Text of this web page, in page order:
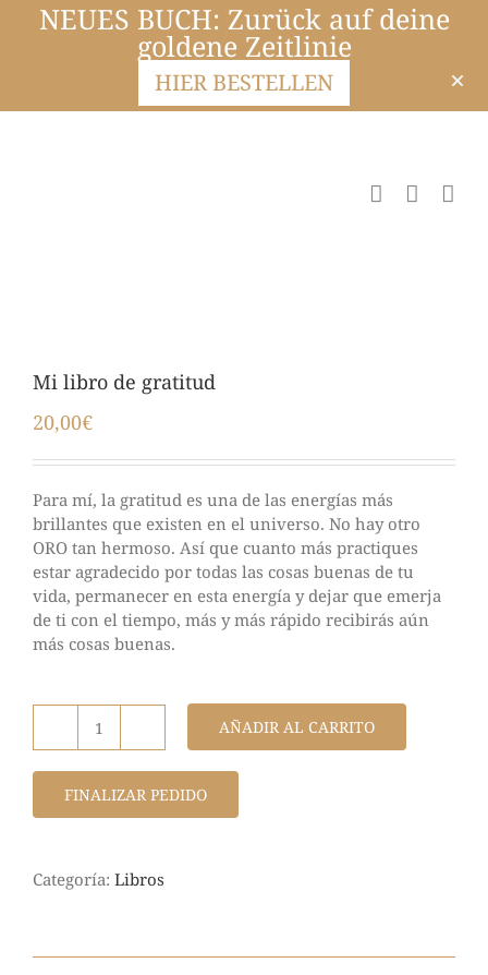
NEUES BUCH: Zurück auf deine
goldene Zeitlinie
HIER BESTELLEN
Mi libro de gratitud
20,00€
Para mí, la gratitud es una de las energías más
brillantes que existen en el universo. No hay otro
ORO tan hermoso. Así que cuanto más practiques
estar agradecido por todas las cosas buenas de tu
vida, permanecer en esta energía y dejar que emerja
de ti con el tiempo, más y más rápido recibirás aún
más cosas buenas.
AÑADIR AL CARRITO
FINALIZAR PEDIDO
Categoría: Libros